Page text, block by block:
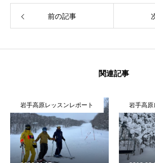
前の記事
関連記事
岩手高原レッスンレポート 岩手高原